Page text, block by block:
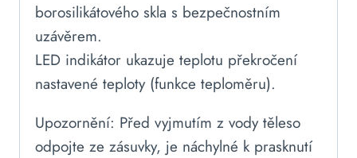
borosilikátového skla s bezpečnostním
uzávěrem.
LED indikátor ukazuje teplotu překročení
nastavené teploty (funkce teploměru).
Upozornění: Před vyjmutím z vody těleso
odpojte ze zásuvky, je náchylné k prasknutí